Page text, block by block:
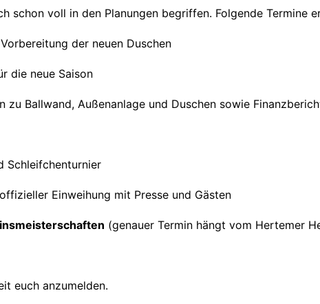
schon voll in den Planungen begriffen. Folgende Termine
der neuen Duschen
die neue Saison
zu Ballwand, Außenanlage und Duschen sowie
Schleifchenturnier
Einweihung mit Presse und Gästen
(genauer Termin hängt vom Hertemer
euch anzumelden.